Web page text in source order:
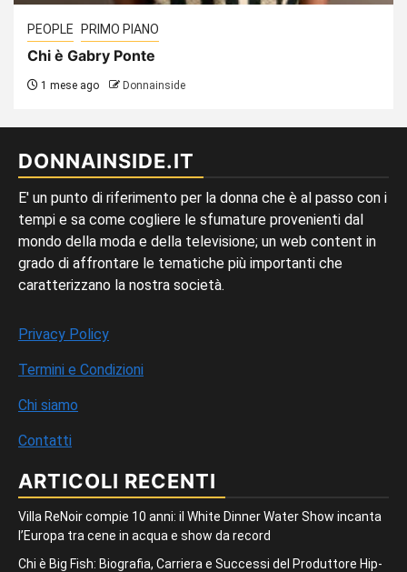
PEOPLE PRIMO PIANO
Chi è Gabry Ponte
1 mese ago Donnainside
DONNAINSIDE.IT
E' un punto di riferimento per la donna che è al passo con i
tempi e sa come cogliere le sfumature provenienti dal
mondo della moda e della televisione; un web content in
grado di affrontare le tematiche più importanti che
caratterizzano la nostra società.
Privacy Policy
Termini e Condizioni
Chi siamo
Contatti
ARTICOLI RECENTI
Villa ReNoir compie 10 anni: il White Dinner Water Show incanta
l’Europa tra cene in acqua e show da record
Chi è Big Fish: Biografia, Carriera e Successi del Produttore Hip-